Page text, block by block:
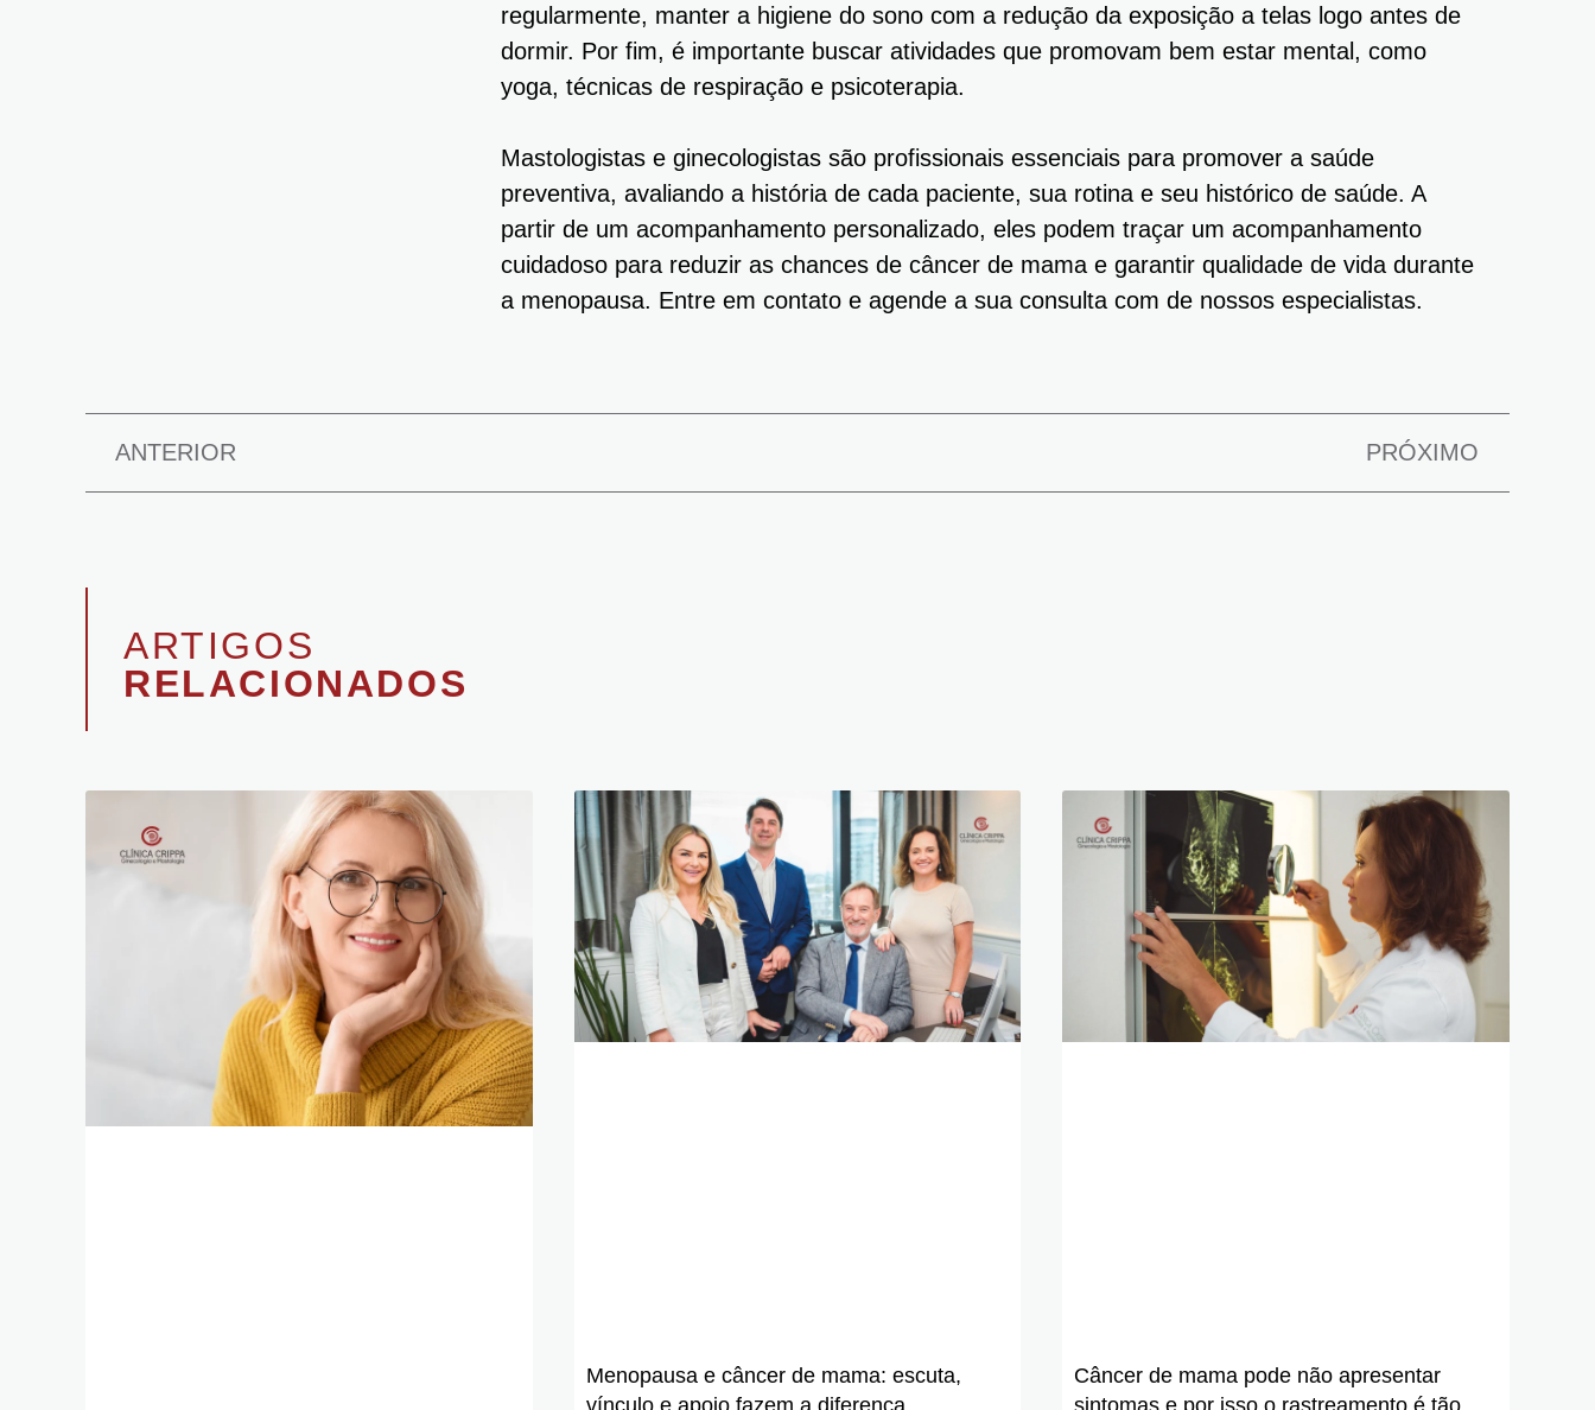
regularmente, manter a higiene do sono com a redução da exposição a telas logo antes de
dormir. Por fim, é importante buscar atividades que promovam bem estar mental, como
yoga, técnicas de respiração e psicoterapia.
Mastologistas e ginecologistas são profissionais essenciais para promover a saúde
preventiva, avaliando a história de cada paciente, sua rotina e seu histórico de saúde. A
partir de um acompanhamento personalizado, eles podem traçar um acompanhamento
cuidadoso para reduzir as chances de câncer de mama e garantir qualidade de vida durante
a menopausa. Entre em contato e agende a sua consulta com de nossos especialistas.
ANTERIOR PRÓXIMO
ARTIGOS
RELACIONADOS
Menopausa e câncer de mama: escuta,
vínculo e apoio fazem a diferença
Câncer de mama pode não apresentar
sintomas e por isso o rastreamento é tão